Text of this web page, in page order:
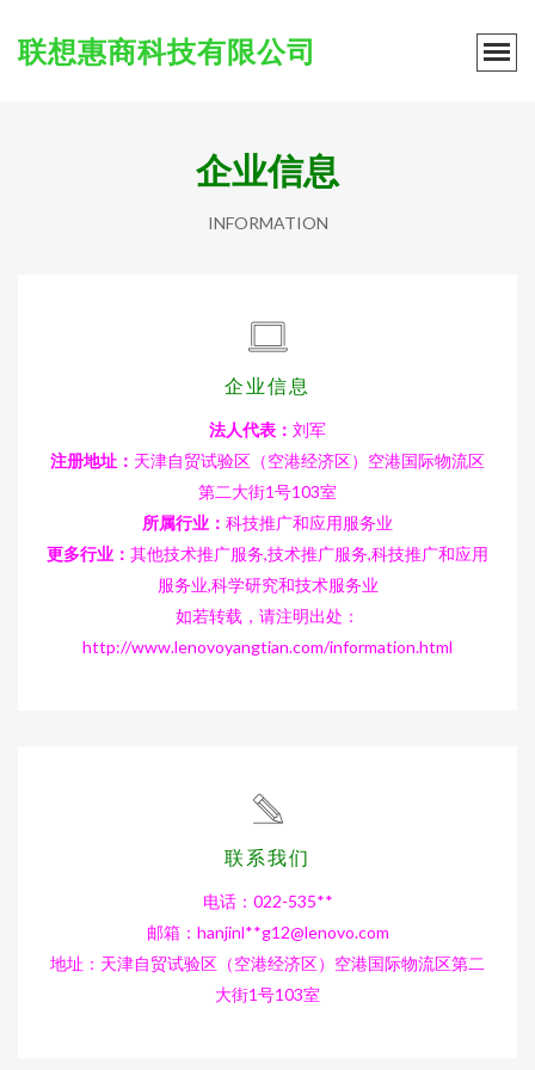
联想惠商科技有限公司
企业信息
INFORMATION
企业信息
法人代表： 刘军
注册地址： 天津自贸试验区（空港经济区）空港国际物流区
第二大街1号103室
所属行业： 科技推广和应用服务业
更多行业： 其他技术推广服务,技术推广服务,科技推广和应用
服务业,科学研究和技术服务业
如若转载，请注明出处：
http://www.lenovoyangtian.com/information.html
联系我们
电话：022-535**
邮箱：hanjinl**g12@lenovo.com
地址：天津自贸试验区（空港经济区）空港国际物流区第二
大街1号103室